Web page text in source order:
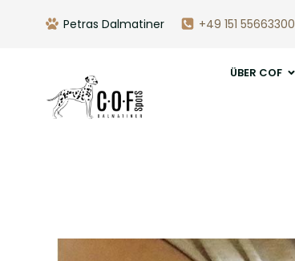
Petras Dalmatiner +49 151 55663300
ÜBER COF